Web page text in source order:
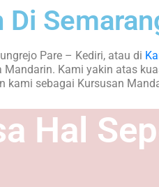
Pare – Kediri, atau di
Kami yakin atas
sebagai Kursusan
Hal